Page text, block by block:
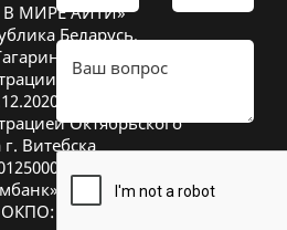
МИРЕ АЙТИ»
Беларусь,
26А, оф. 20
№ 391833600 от
Октябрьского
Витебска
код OLMPBY2X
504669272000